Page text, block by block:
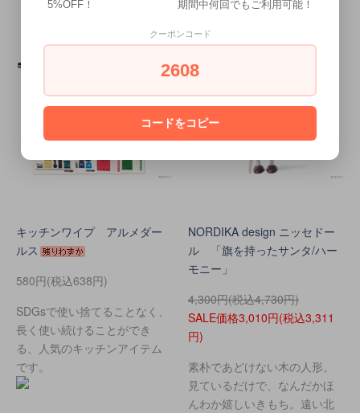
キッチンワイプ アルメダー
ルス
580円(税込638円)
SDGsで使い捨てることなく、
長く使い続けることができ
る、人気のキッチンアイテム
です。
NORDIKA design ニッセドー
ル 「旗を持ったサンタ/ハー
モニー」
4,300円(税込4,730円)
SALE価格3,010円(税込3,311
円)
素朴であどけない木の人形。
見ているだけで、なんだかほ
んわか嬉しいきもち。遠い北
5%OFF！ 期間中何回でもご利用可能！
クーポンコード
2608
コードをコピー